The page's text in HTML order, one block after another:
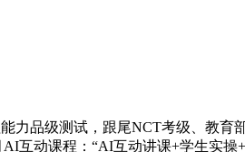
品级测试，跟尾NCT考级、教育
互动课程：“AI互动讲课+学生实